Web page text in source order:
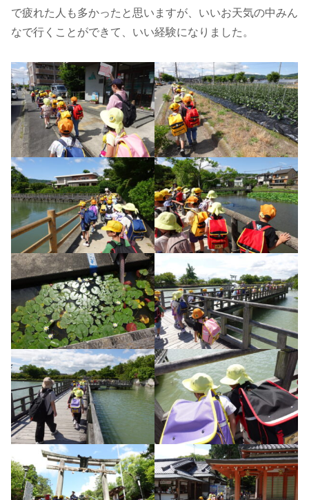
で疲れた人も多かったと思いますが、いいお天気の中みん
なで行くことができて、いい経験になりました。